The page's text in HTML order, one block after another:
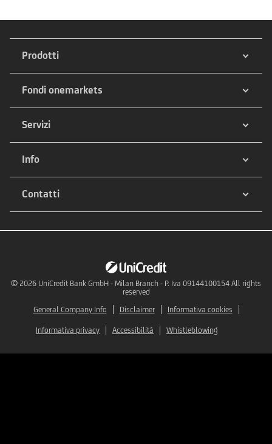
Prodotti
Fondi onemarkets
Servizi
Info
Contatti
© 2026 UniCredit Bank GmbH - Milan Branch - P. Iva 09144100154 All rights
reserved
General Company Info
Disclaimer Informativa cookies
Informativa privacy Accessibilità Whistleblowing